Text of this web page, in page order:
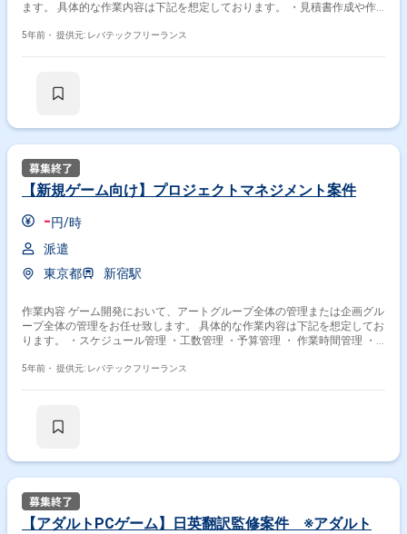
ます。 具体的な作業内容は下記を想定しております。 ・見積書作成や作
法人とメール等でのやりとりも発生します。
5年前・ 提供元: レバテックフリーランス
【新規ゲーム向け】プロジェクトマネジメント案件
-円/時
派遣
東京都
新宿駅
作業内容 ゲーム開発において、アートグループ全体の管理または企画グル
ープ全体の管理をお任せ致します。 具体的な作業内容は下記を想定してお
ります。 ・スケジュール管理 ・工数管理 ・予算管理 ・ 作業時間管理 ・
5年前・ 提供元: レバテックフリーランス
【アダルトPCゲーム】日英翻訳監修案件 ※アダルト